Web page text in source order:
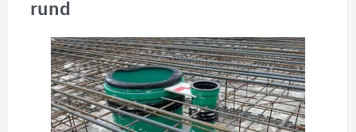
rund